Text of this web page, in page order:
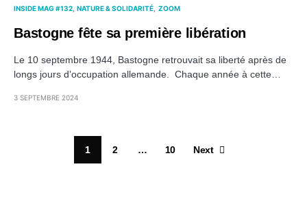
INSIDE MAG #132 NATURE & SOLIDARITÉ ZOOM
Bastogne fête sa première libération
Le 10 septembre 1944, Bastogne retrouvait sa liberté après de
longs jours d’occupation allemande. Chaque année à cette…
3 SEPTEMBRE 2024
1 2 … 10 Next